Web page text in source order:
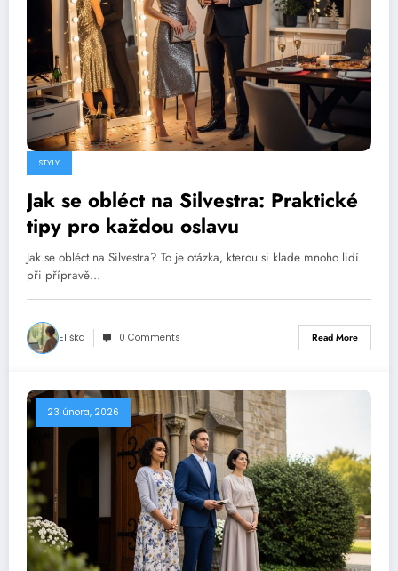
STYLY
Jak se obléct na Silvestra: Praktické
tipy pro každou oslavu
Jak se obléct na Silvestra? To je otázka, kterou si klade mnoho lidí
při přípravě…
Eliška 0 Comments Read More
23 února, 2026